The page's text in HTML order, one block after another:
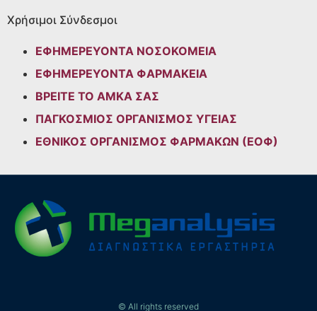
Χρήσιμοι Σύνδεσμοι
ΕΦΗΜΕΡΕΥΟΝΤΑ ΝΟΣΟΚΟΜΕΙΑ
ΕΦΗΜΕΡΕΥΟΝΤΑ ΦΑΡΜΑΚΕΙΑ
ΒΡΕΙΤΕ ΤΟ ΑΜΚΑ ΣΑΣ
ΠΑΓΚΟΣΜΙΟΣ ΟΡΓΑΝΙΣΜΟΣ ΥΓΕΙΑΣ
ΕΘΝΙΚΟΣ ΟΡΓΑΝΙΣΜΟΣ ΦΑΡΜΑΚΩΝ (ΕΟΦ)
© All rights reserved